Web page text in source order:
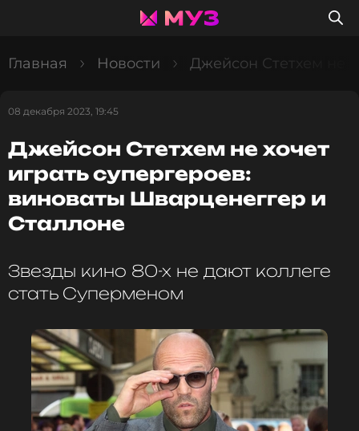
Главная Новости Джейсон Стетхем не
08 декабря 2023, 19:45
Джейсон Стетхем не хочет
играть супергероев:
виноваты Шварценеггер и
Сталлоне
Звезды кино 80-х не дают коллеге
стать Суперменом